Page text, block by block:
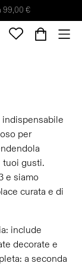
99,00 €
per
tuoi gusti.
e siamo
curata e di
include
decorate e
a seconda